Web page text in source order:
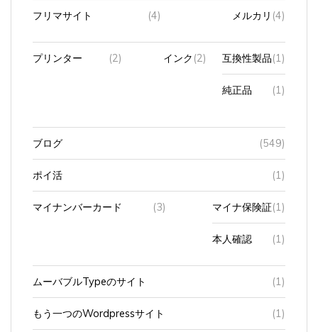
フリマサイト (4) メルカリ (4)
プリンター (2) インク (2) 互換性製品 (1)
純正品 (1)
ブログ (549)
ポイ活 (1)
マイナンバーカード (3) マイナ保険証(1)
本人確認 (1)
ムーバブルTypeのサイト (1)
もう一つのWordpressサイト (1)